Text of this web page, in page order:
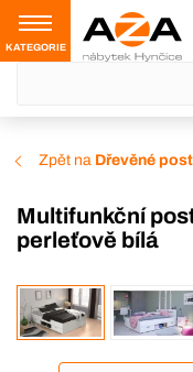
KATEGORIE
Zpět na Dřevěné
Multifunkční postel 140x200 MICHIGAN
perleťově bílá